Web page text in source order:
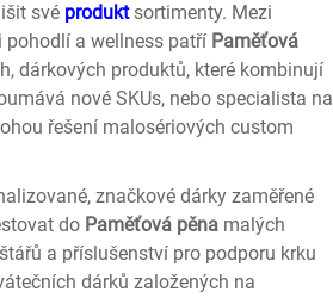
své produkt sortimenty. Mezi
a wellness patří Paměťová
dárkových produktů, které kombinují
nové SKUs, nebo specialista na
řešení malosériových custom
značkové dárky zaměřené
do Paměťová pěna malých
a příslušenství pro podporu krku
dárků založených na